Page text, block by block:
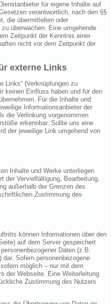
für eigene Inhalte auf
verantwortlich, nach den §§
die übermittelten oder
überwachen. Eine umgehende
Zeitpunkt der Kenntnis einer
nicht vor dem Zeitpunkt der
externe Links
Links“ (Verknüpfungen zu
keinen Einfluss haben und für den
Für die Inhalte und
Informationsanbieter der
die Verlinkung vorgenommen
erkennbar. Sollte uns eine
der jeweilige Link umgehend von
Inhalte und Werke unterliegen
der Vervielfältigung, Bearbeitung,
außerhalb der Grenzen des
Zustimmung des
können Informationen über den
auf dem Server gespeichert
Daten (z.B.
Sofern personenbezogene
möglich – nur mit dem
der Webseite. Eine Weiterleitung
Zustimmung des Nutzers